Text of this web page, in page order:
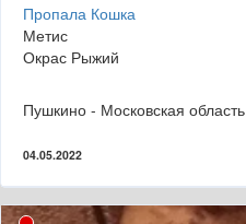
Пропала Кошка
Метис
Окрас Рыжий
Пушкино - Московская область
04.05.2022